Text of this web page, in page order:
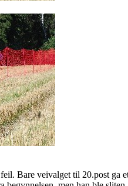
Bare veivalget til 20.post ga